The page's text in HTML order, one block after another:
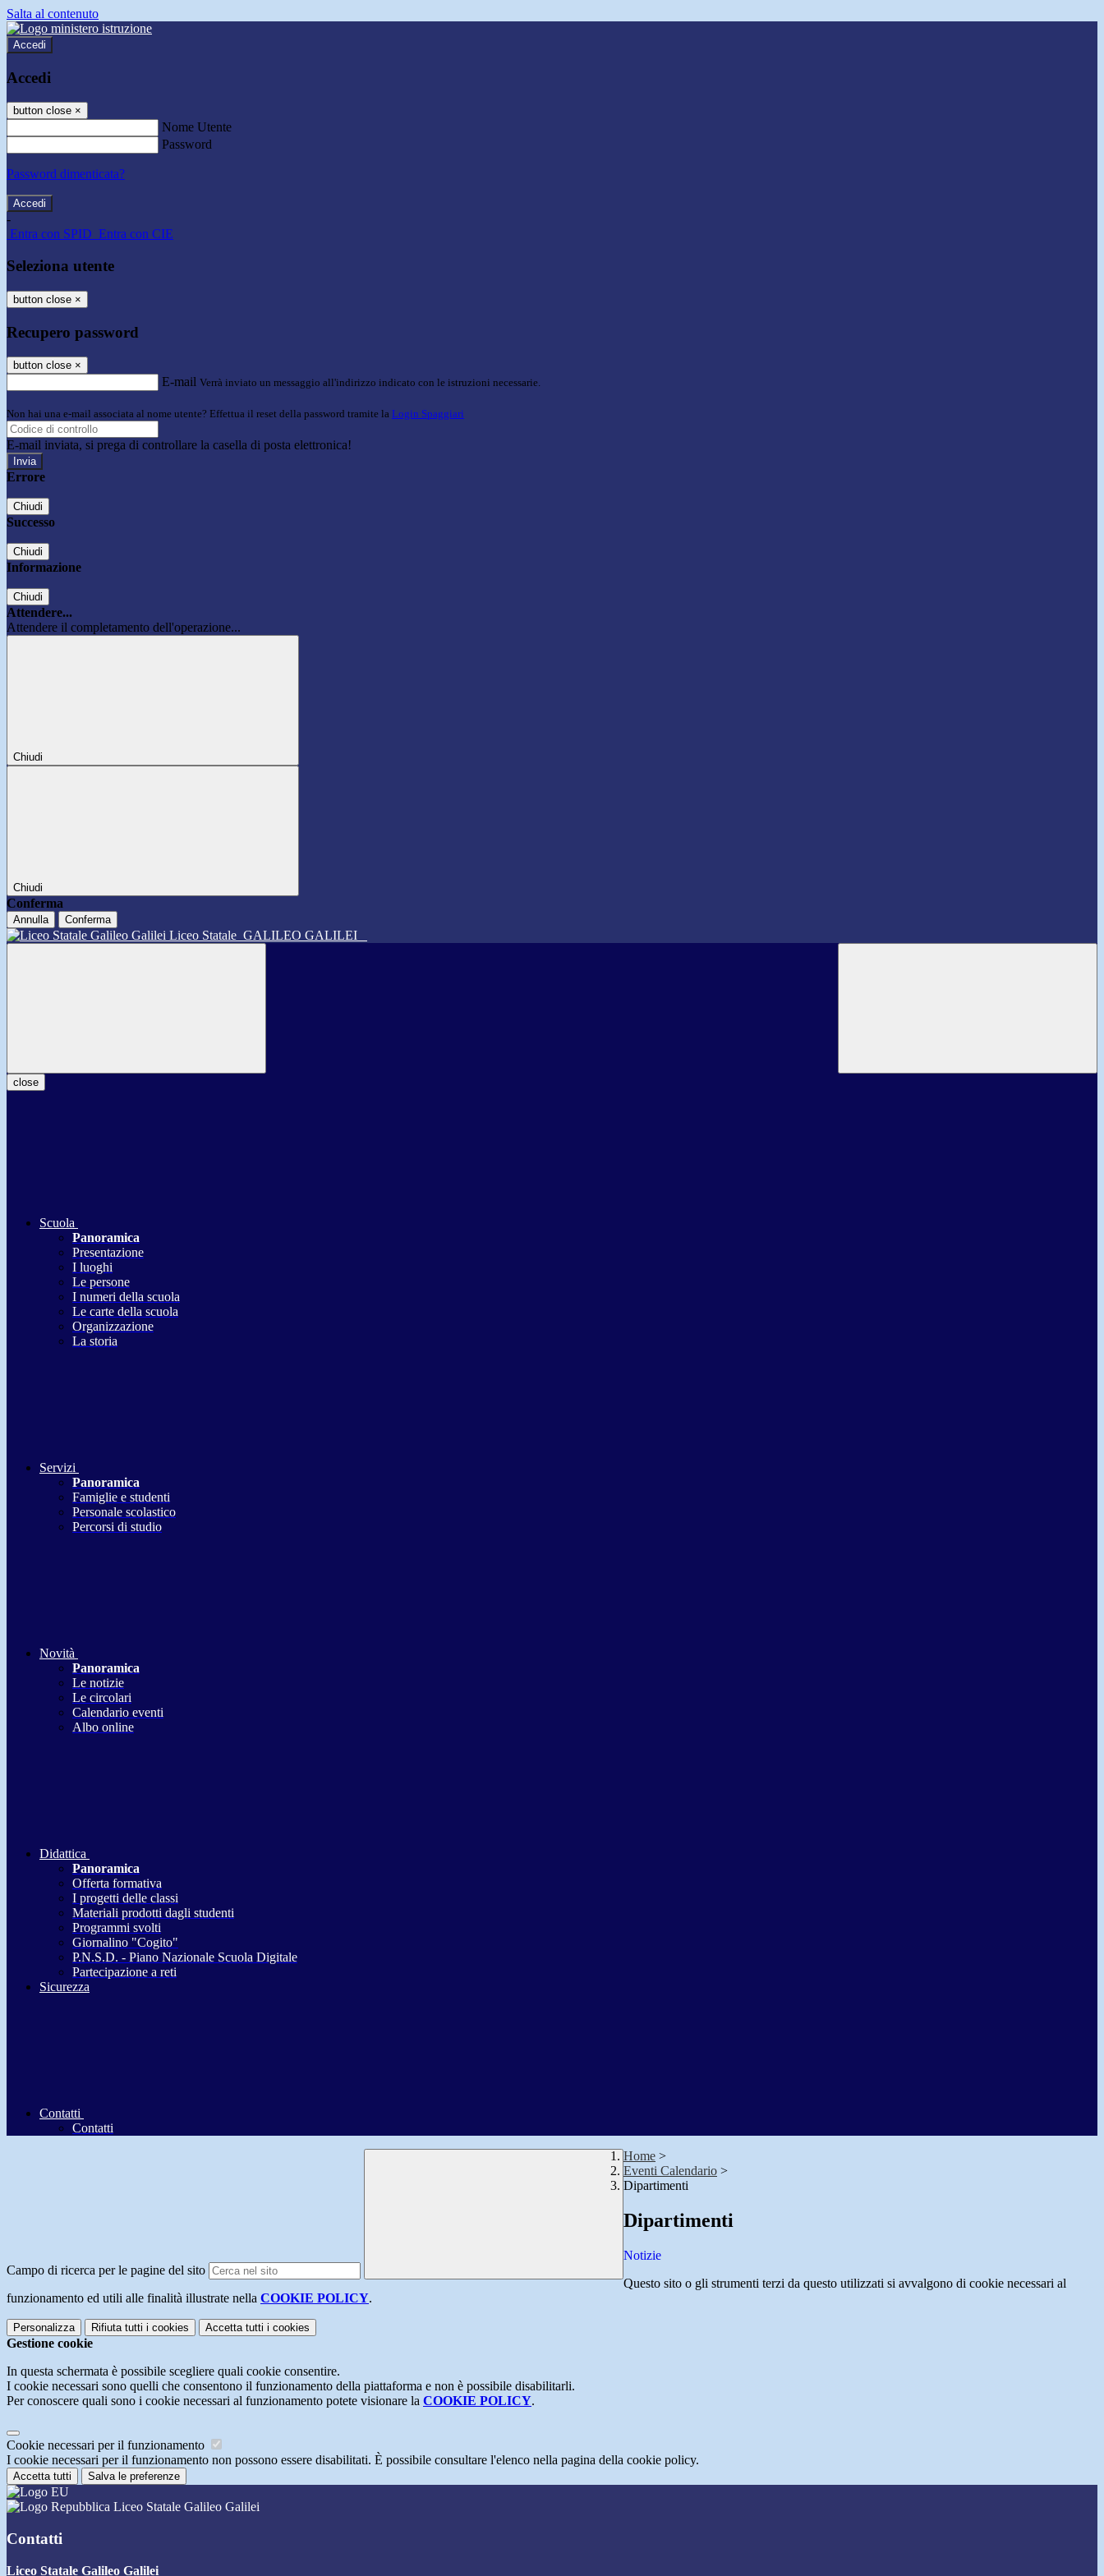
Salta al contenuto
Accedi
Accedi
button close ×
Nome Utente
Password
Password dimenticata?
-
Entra con SPID Entra con CIE
Seleziona utente
button close ×
Recupero password
button close ×
E-mail Verrà inviato un messaggio all'indirizzo indicato con le istruzioni necessarie.
Non hai una e-mail associata al nome utente? Effettua il reset della password tramite la Login Spaggiari
E-mail inviata, si prega di controllare la casella di posta elettronica!
Errore
Chiudi
Successo
Chiudi
Informazione
Chiudi
Attendere...
Attendere il completamento dell'operazione...
Chiudi
Chiudi
Conferma
Annulla Conferma
Liceo Statale GALILEO GALILEI
close
Scuola
Panoramica
Presentazione
I luoghi
Le persone
I numeri della scuola
Le carte della scuola
Organizzazione
La storia
Servizi
Panoramica
Famiglie e studenti
Personale scolastico
Percorsi di studio
Novità
Panoramica
Le notizie
Le circolari
Calendario eventi
Albo online
Didattica
Panoramica
Offerta formativa
I progetti delle classi
Materiali prodotti dagli studenti
Programmi svolti
Giornalino "Cogito"
P.N.S.D. - Piano Nazionale Scuola Digitale
Partecipazione a reti
Sicurezza
Contatti
Contatti
Campo di ricerca per le pagine del sito
Home >
Eventi Calendario >
Dipartimenti
Dipartimenti
Notizie
Questo sito o gli strumenti terzi da questo utilizzati si avvalgono di cookie necessari al
funzionamento ed utili alle finalità illustrate nella COOKIE POLICY.
Personalizza Rifiuta tutti i cookies Accetta tutti i cookies
Gestione cookie
In questa schermata è possibile scegliere quali cookie consentire.
I cookie necessari sono quelli che consentono il funzionamento della piattaforma e non è possibile disabilitarli.
Per conoscere quali sono i cookie necessari al funzionamento potete visionare la COOKIE POLICY.
Cookie necessari per il funzionamento
I cookie necessari per il funzionamento non possono essere disabilitati. È possibile consultare l'elenco nella pagina della cookie policy.
Accetta tutti Salva le preferenze
Liceo Statale Galileo Galilei
Contatti
Liceo Statale Galileo Galilei